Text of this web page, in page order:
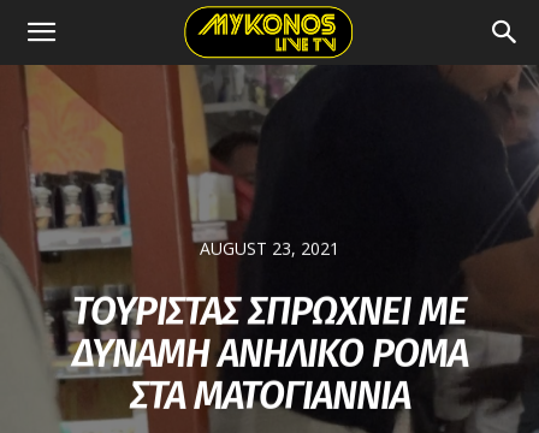
AUGUST 23, 2021
ΤΟΥΡΙΣΤΑΣ ΣΠΡΩΧΝΕΙ ΜΕ
ΔΥΝΑΜΗ ΑΝΗΛΙΚΟ ΡΟΜΑ
ΣΤΑ ΜΑΤΟΓΙΑΝΝΙΑ